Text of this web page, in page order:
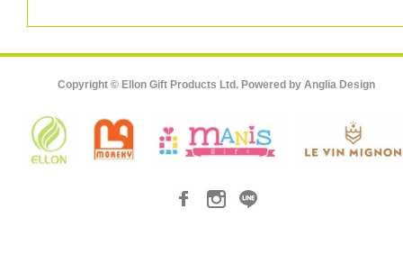
Copyright © Ellon Gift Products Ltd. Powered by Anglia Design